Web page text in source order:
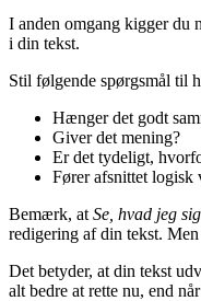
I anden omgang kigger du
i din tekst.
Stil følgende spørgsmål til
Hænger det godt
Giver det mening?
Er det tydeligt,
Fører afsnittet logisk
Bemærk, at Se, hvad jeg
redigering af din tekst.
Det betyder, at din tekst
alt bedre at rette nu, end